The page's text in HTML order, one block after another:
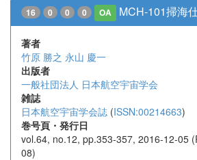
16 0 0 0 OA MCH-101掃海
著者
竹原 勝之 永山 慶一
出版者
一般社団法人 日本航空宇宙学会
雑誌
日本航空宇宙学会誌 (ISSN:00214663)
巻号頁・発行日
vol.64, no.12, pp.353-357, 2016-12-05
08)